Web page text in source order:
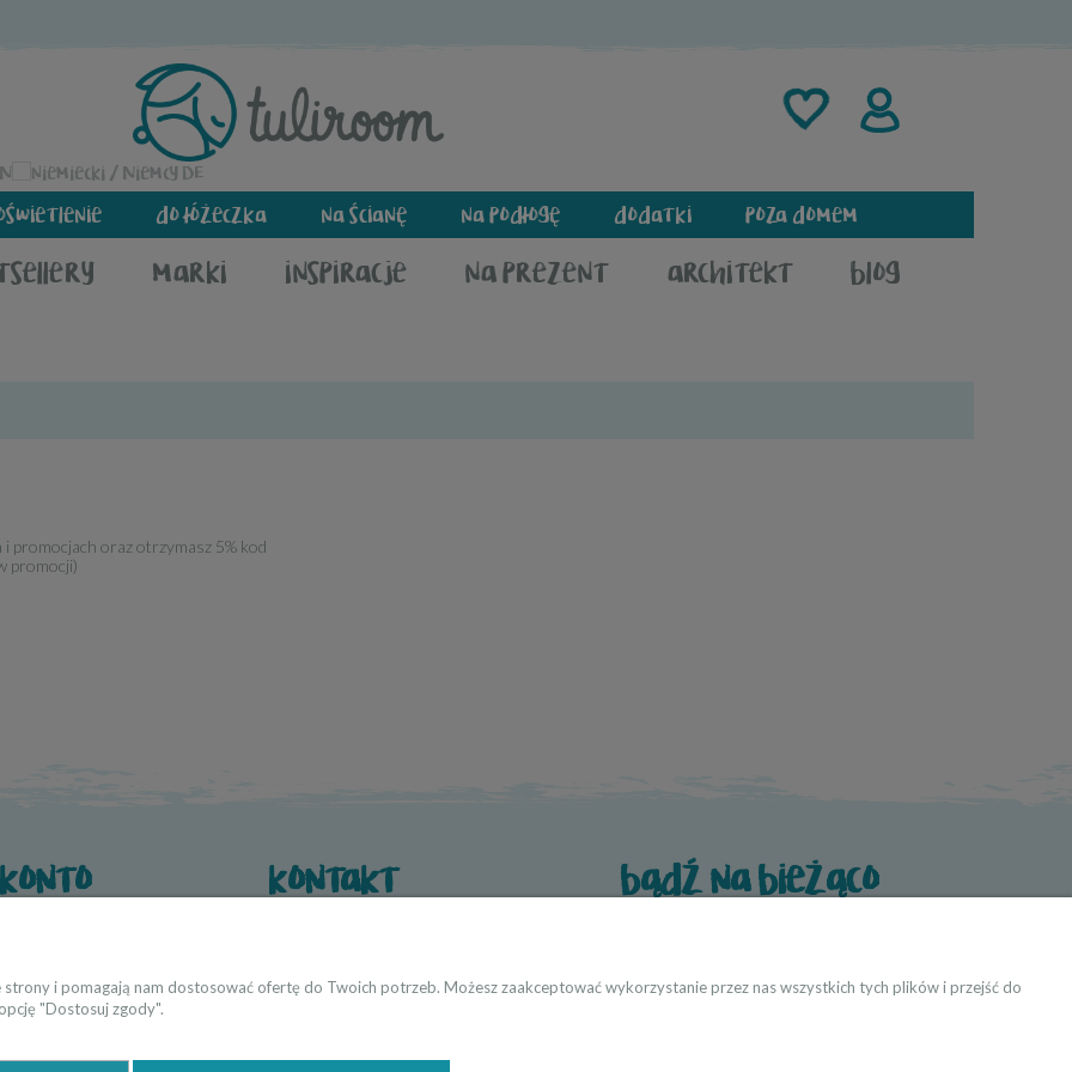
DE
do łóżeczka na ścianę na podłogę dodatki poza domem
marki inspiracje na prezent architekt blog
promocjach oraz otrzymasz 5% kod
promocji)
kontakt
Współpraca → producenci i twórcy
bądź na bieżąco
i pomagają nam dostosować ofertę do Twoich potrzeb. Możesz zaakceptować wykorzystanie przez nas wszystkich tych plików i przejść do
"Dostosuj zgody".